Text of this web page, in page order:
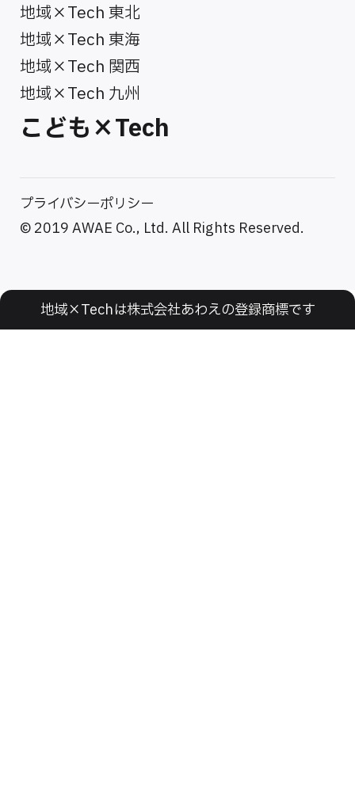
地域×Tech 東北
地域×Tech 東海
地域×Tech 関西
地域×Tech 九州
こども×Tech
プライバシーポリシー
© 2019 AWAE Co., Ltd. All Rights Reserved.
地域×Techは株式会社あわえの登録商標です